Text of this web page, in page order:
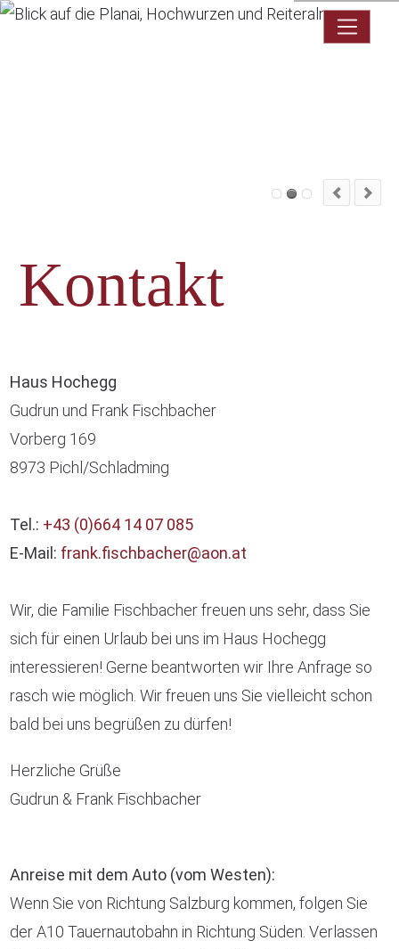
Kontakt
Haus Hochegg
Gudrun und Frank Fischbacher
Vorberg 169
8973 Pichl/Schladming
Tel.: +43 (0)664 14 07 085
E-Mail: frank.fischbacher@aon.at
Wir, die Familie Fischbacher freuen uns sehr, dass Sie
sich für einen Urlaub bei uns im Haus Hochegg
interessieren! Gerne beantworten wir Ihre Anfrage so
rasch wie möglich. Wir freuen uns Sie vielleicht schon
bald bei uns begrüßen zu dürfen!
Herzliche Grüße
Gudrun & Frank Fischbacher
Anreise mit dem Auto (vom Westen):
Wenn Sie von Richtung Salzburg kommen, folgen Sie
der A10 Tauernautobahn in Richtung Süden. Verlassen